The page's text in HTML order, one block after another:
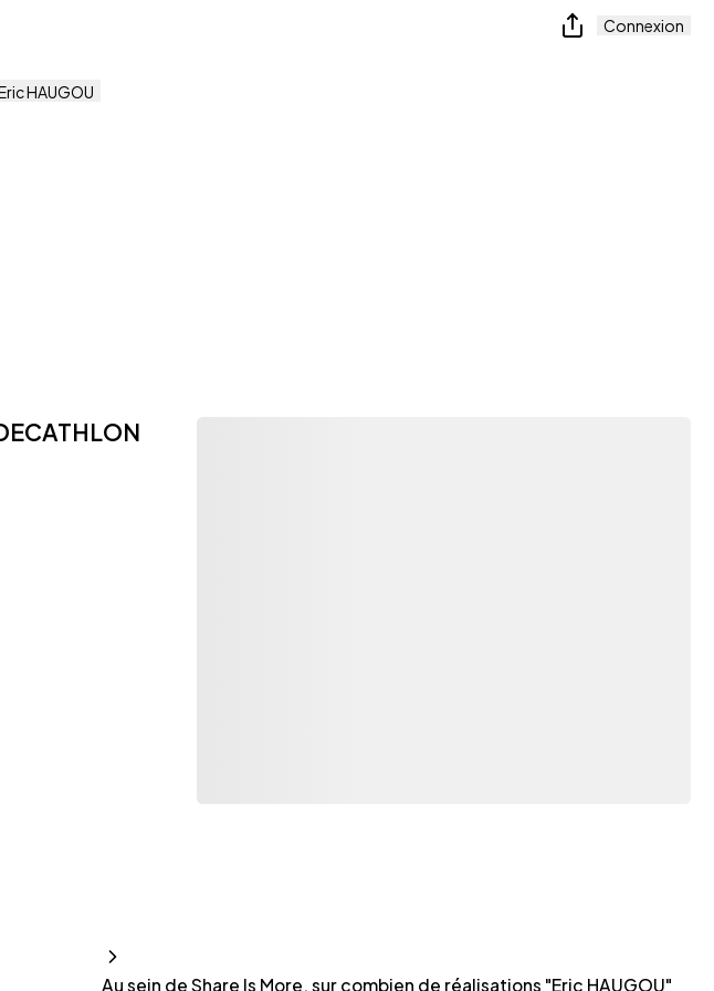
Connexion
HAUGOU
Au sein de Share Is More, sur combien de réalisations "Eric HAUGOU"